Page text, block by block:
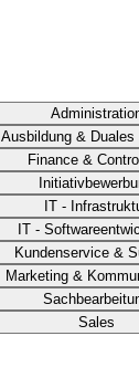
Ausbildung & Duales
Finance &
IT -
IT -
Kundenservice &
Marketing &
Sales